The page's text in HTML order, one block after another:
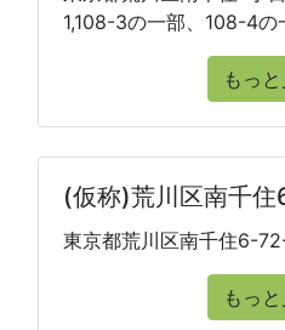
1,108-3の一部、108-4
もっ
(仮称)荒川区南千住
東京都荒川区南千住6-
もっ